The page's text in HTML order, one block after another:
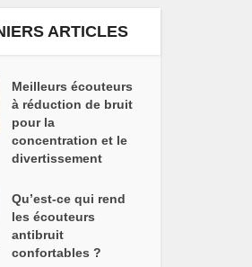
ARTICLES
Meilleurs écouteurs
à réduction de bruit
pour la
concentration et le
divertissement
Qu’est-ce qui rend
les écouteurs
antibruit
confortables ?